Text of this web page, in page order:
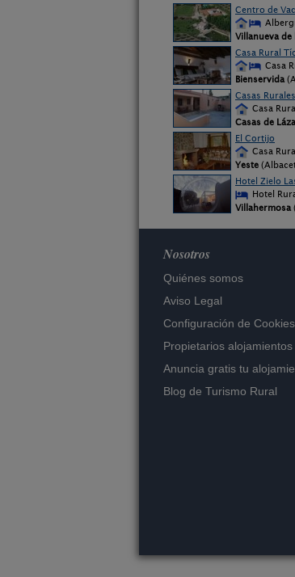
Centro de
Villanueva de
Casa Rural
Casa
Bienservida
Casas
Casa
Casas de
El Cortijo
Casa
Yeste
Hotel Zielo
Hotel
Villahermosa
Nosotros
Quiénes somos
Aviso Legal
Configuración de Cookies
Propietarios alojamientos
Anuncia gratis tu
Blog de Turismo Rural